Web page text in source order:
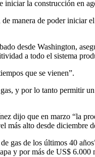
iniciar la construcción en
manera de poder iniciar
desde Washington,
a todo el sistema
que se vienen”.
y por lo tanto permitir
dijo que en marzo “la
más alto desde diciembre
de los últimos 40
y por más de US$ 6.000